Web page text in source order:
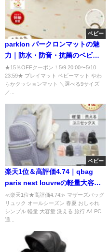
ベビー
parklon パークロンマットの魅
力｜防水・防音・抗菌のベビー
プレイマット
★15％OFFクーポン！5/9 20:00〜5/10
23:59★ プレイマット ベビーマット やわ
らかクッションマット ＼選べる9サイズ
／...
ベビー
楽天1位＆高評価4.74｜qbag
paris nest louvreの軽量大容量
マザーズリュック魅
≪楽天1位★高評価4.74≫ マザーズバッグ
リュック オールシーズン 春夏 おしゃれ
シンプル 軽量 大容量 洗える 旅行 A4 PC
通...